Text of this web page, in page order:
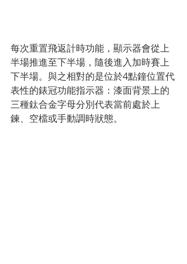
每次重置飛返計時功能，顯示器會從上
半場推進至下半場，隨後進入加時賽上
下半場。與之相對的是位於4點鐘位置代
表性的錶冠功能指示器：漆面背景上的
三種鈦合金字母分別代表當前處於上
鍊、空檔或手動調時狀態。